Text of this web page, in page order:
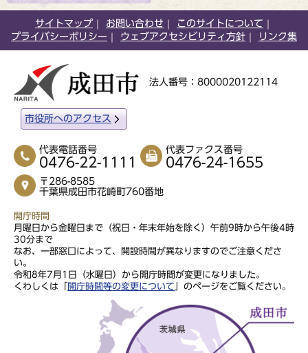
サイトマップ お問い合わせ
このサイトについて
プライバシーポリシー
ウェブアクセシビリティ方針 リンク集
法人番号：8000020122114
市役所へのアクセス
代表電話番号
0476-22-1111
代表ファクス番号
0476-24-1655
〒286-8585
千葉県成田市花崎町760番地
開庁時間
月曜日から金曜日まで（祝日・年末年始を除く）午前9時から午後4時
30分まで
なお、一部窓口によって、開設時間が異なりますのでご注意くださ
い。
令和8年7月1日（水曜日）から開庁時間が変更になりました。
くわしくは「
開庁時間等の変更について 」のページをご覧ください。